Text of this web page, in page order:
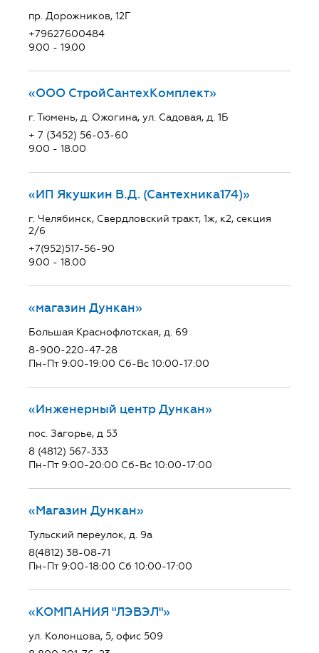
пр. Дорожников, 12Г
+79627600484
9.00 - 19.00
«ООО СтройСантехКомплект»
г. Тюмень, д. Ожогина, ул. Садовая, д. 1Б
+ 7 (3452) 56-03-60
9.00 - 18.00
«ИП Якушкин В.Д. (Сантехника174)»
г. Челябинск, Свердловский тракт, 1ж, к2, секция
2/6
+7(952)517-56-90
9.00 - 18.00
«магазин Дункан»
Большая Краснофлотская, д. 69
8-900-220-47-28
Пн-Пт 9:00-19:00 Сб-Вс 10:00-17:00
«Инженерный центр Дункан»
пос. Загорье, д 53
8 (4812) 567-333
Пн-Пт 9:00-20:00 Сб-Вс 10:00-17:00
«Магазин Дункан»
Тульский переулок, д. 9а
8(4812) 38-08-71
Пн-Пт 9:00-18:00 Сб 10:00-17:00
«КОМПАНИЯ "ЛЭВЭЛ"»
ул. Колонцова, 5, офис 509